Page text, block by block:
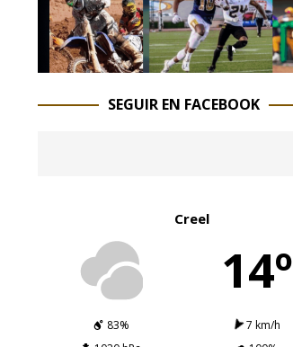
SEGUIR EN FACEBOOK
Creel
14º
83%
7 km/h